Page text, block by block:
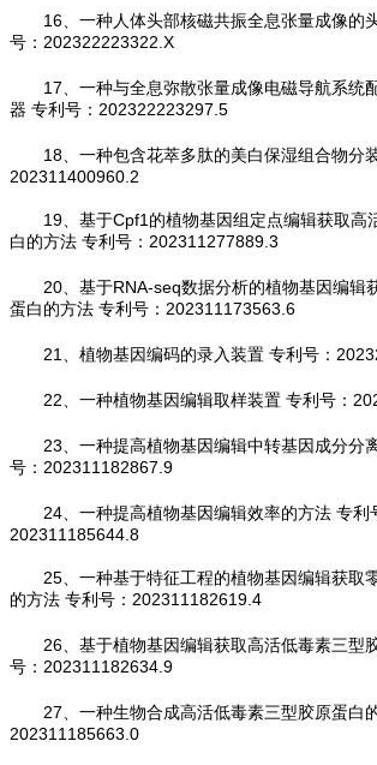
16、一种人体头部核磁共振全息张量成像的
号：202322223322.X
17、一种与全息弥散张量成像电磁导航系统
器 专利号：202322223297.5
18、一种包含花萃多肽的美白保湿组合物分
202311400960.2
19、基于Cpf1的植物基因组定点编辑获取高
白的方法 专利号：202311277889.3
20、基于RNA-seq数据分析的植物基因编辑
蛋白的方法 专利号：202311173563.6
21、植物基因编码的录入装置 专利号：
22、一种植物基因编辑取样装置 专利号：
23、一种提高植物基因编辑中转基因成分分
号：202311182867.9
24、一种提高植物基因编辑效率的方法 专利
202311185644.8
25、一种基于特征工程的植物基因编辑获取
的方法 专利号：202311182619.4
26、基于植物基因编辑获取高活低毒素三型
号：202311182634.9
27、一种生物合成高活低毒素三型胶原蛋白
202311185663.0